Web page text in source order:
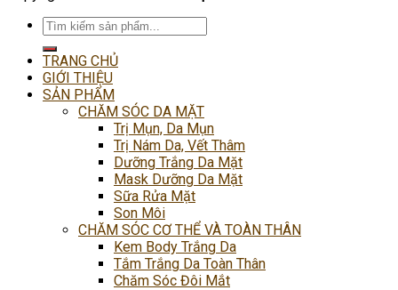
Tìm
kiếm:
TRANG CHỦ
GIỚI THIỆU
SẢN PHẨM
CHĂM SÓC DA MẶT
Trị Mụn, Da Mụn
Trị Nám Da, Vết Thâm
Dưỡng Trắng Da Mặt
Mask Dưỡng Da Mặt
Sữa Rửa Mặt
Son Môi
CHĂM SÓC CƠ THỂ VÀ TOÀN THÂN
Kem Body Trắng Da
Tắm Trắng Da Toàn Thân
Chăm Sóc Đôi Mắt